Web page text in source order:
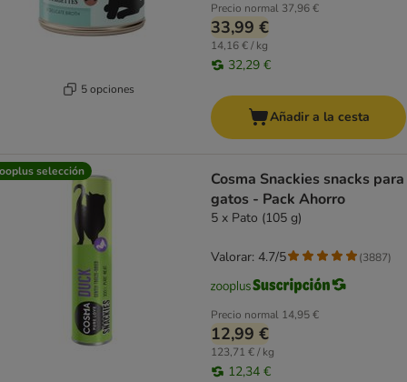
5 opciones
Precio normal 37,96 €
33,99 €
14,16 € / kg
32,29 €
Añadir a la cesta
selección
Cosma Snackies snacks para
gatos - Pack Ahorro
5 x Pato (105 g)
Precio normal 14,95 €
12,99 €
123,71 € / kg
12,34 €
Valorar: 4.7/5 (3887)